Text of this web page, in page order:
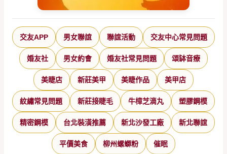
交友APP 男女聯誼 聯誼活動 交友中心常見問題
婚友社 男女約會 婚友社常見問題 頌缽音療
美睫店 新莊美甲 美睫作品 美甲店
紋繡常見問題 新莊接睫毛 牛樟芝滴丸 塑膠鋼模
精密鋼模 台北裝潢推薦 新北沙發工廠 新北聯誼
平價美食 柳州螺螄粉 催眠